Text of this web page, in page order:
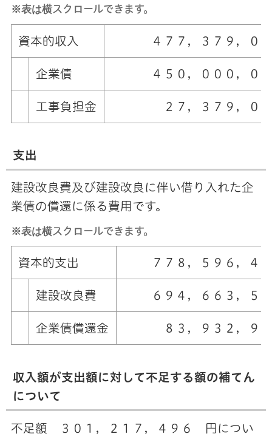
※表は横スクロールできます。
資本的収入 ４７７，３７９，０
企業債 ４５０，０００，０
工事負担金 ２７，３７９，０
支出
建設改良費及び建設改良に伴い借り入れた企
業債の償還に係る費用です。
※表は横スクロールできます。
資本的支出 ７７８，５９６，４
建設改良費 ６９４，６６３，５
企業債償還金 ８３，９３２，９
収入額が支出額に対して不足する額の補てん
について
不足額 ３０１，２１７，４９６ 円につい